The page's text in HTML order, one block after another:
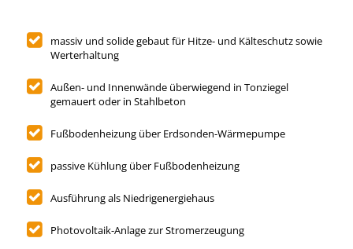
massiv und solide gebaut für Hitze- und Kälteschutz sowie
Werterhaltung
Außen- und Innenwände überwiegend in Tonziegel
gemauert oder in Stahlbeton
Fußbodenheizung über Erdsonden-Wärmepumpe
passive Kühlung über Fußbodenheizung
Ausführung als Niedrigenergiehaus
Photovoltaik-Anlage zur Stromerzeugung